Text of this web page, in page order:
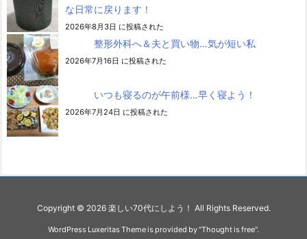
な日常に戻ります！
2026年8月3日 に投稿された
整形外科へ＆夫と買い物…気が短い私
2026年7月16日 に投稿された
いつも寝るのが午前様…早く寝よう！
2026年7月24日 に投稿された
Copyright © 2026 楽しい70代にしよう！ All Rights Reserved.
WordPress Luxeritas Theme is provided by "Thought is free".